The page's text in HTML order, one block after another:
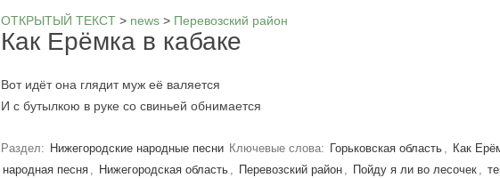
ОТКРЫТЫЙ ТЕКСТ > news > Перевозский район
Как Ерёмка в кабаке
Вот идёт она глядит муж её валяется
И с бутылкою в руке со свиньей обнимается
Раздел: Нижегородские народные песни Ключевые слова: Горьковская область , Как
народная песня , Нижегородская область , Перевозский район , Пойду я ли во лесочек ,